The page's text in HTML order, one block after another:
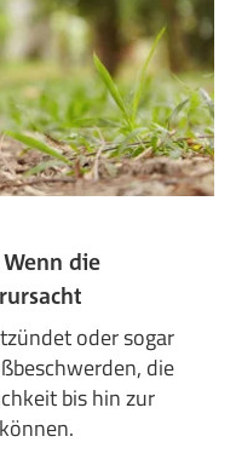
die
oder sogar
die
bis hin zur